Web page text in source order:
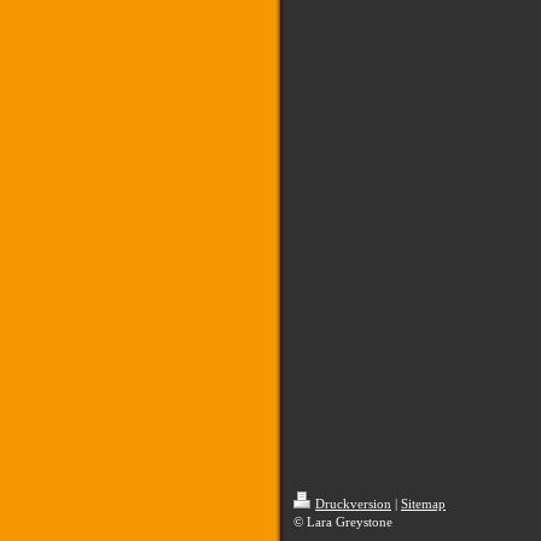
Druckversion | Sitemap
© Lara Greystone